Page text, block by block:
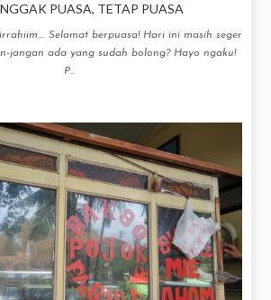
PUASA, TETAP PUASA
Selamat berpuasa! Hari ini masih seger
jangan ada yang sudah bolong? Hayo ngaku!
P...